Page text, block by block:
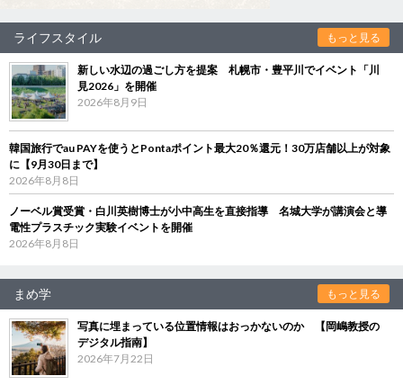
ライフスタイル もっと見る
新しい水辺の過ごし方を提案 札幌市・豊平川でイベント「川
見2026」を開催
2026年8月9日
韓国旅行でau PAYを使うとPontaポイント最大20％還元！30万店舗以上が対象
に【9月30日まで】
2026年8月8日
ノーベル賞受賞・白川英樹博士が小中高生を直接指導 名城大学が講演会と導
電性プラスチック実験イベントを開催
2026年8月8日
まめ学 もっと見る
写真に埋まっている位置情報はおっかないのか 【岡嶋教授の
デジタル指南】
2026年7月22日